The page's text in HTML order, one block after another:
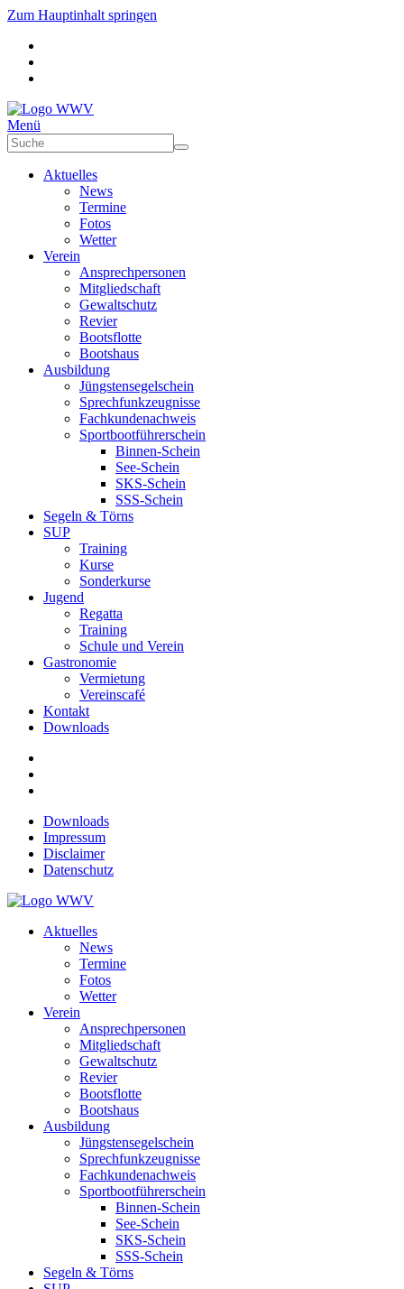
Zum Hauptinhalt springen
Menü
Aktuelles
News
Termine
Fotos
Wetter
Verein
Ansprechpersonen
Mitgliedschaft
Gewaltschutz
Revier
Bootsflotte
Bootshaus
Ausbildung
Jüngstensegelschein
Sprechfunkzeugnisse
Fachkundenachweis
Sportbootführerschein
Binnen-Schein
See-Schein
SKS-Schein
SSS-Schein
Segeln & Törns
SUP
Training
Kurse
Sonderkurse
Jugend
Regatta
Training
Schule und Verein
Gastronomie
Vermietung
Vereinscafé
Kontakt
Downloads
Downloads
Impressum
Disclaimer
Datenschutz
Aktuelles
News
Termine
Fotos
Wetter
Verein
Ansprechpersonen
Mitgliedschaft
Gewaltschutz
Revier
Bootsflotte
Bootshaus
Ausbildung
Jüngstensegelschein
Sprechfunkzeugnisse
Fachkundenachweis
Sportbootführerschein
Binnen-Schein
See-Schein
SKS-Schein
SSS-Schein
Segeln & Törns